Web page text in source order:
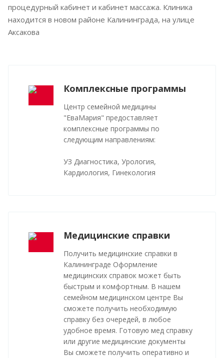
процедурный кабинет и кабинет массажа. Клиника
находится в новом районе Калининграда, на улице
Аксакова
Комплексные программы
Центр семейной медицины
"ЕваМария" предоставляет
комплексные программы по
следующим направлениям:
УЗ Диагностика, Урология,
Кардиология, Гинекология
Медицинские справки
Получить медицинские справки в
Калининграде Оформление
медицинских справок может быть
быстрым и комфортным. В нашем
семейном медицинском центре Вы
сможете получить необходимую
справку без очередей, в любое
удобное время. Готовую мед справку
или другие медицинские документы
Вы сможете получить оперативно и